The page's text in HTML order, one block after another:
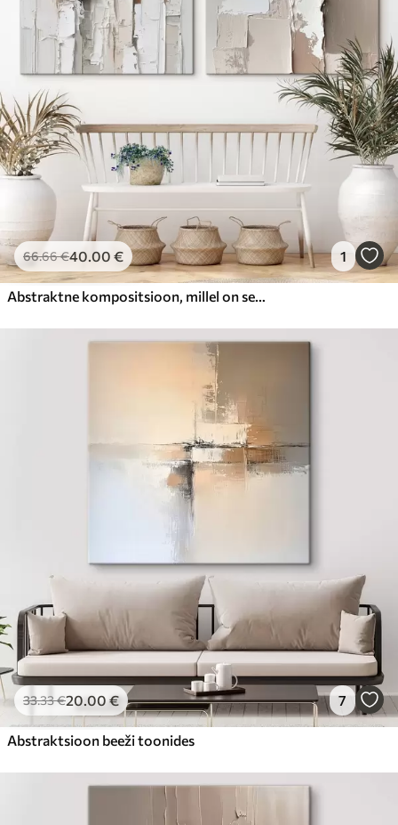
Hind Alates 31.00 €
66.66€40.00 € 1
Abstraktne kompositsioon, millel on selge reljeef ja pastelsed aktsendid kaasaegses maalikunstis
33.33€20.00 € 7
Abstraktsioon beeži toonides